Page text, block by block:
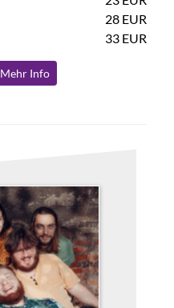
28 EUR
33 EUR
Mehr Info